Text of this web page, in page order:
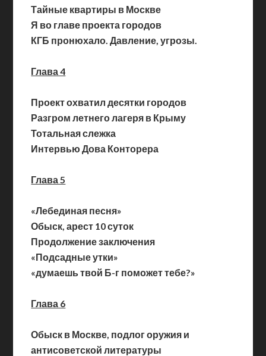
Тайные квартиры в Москве
Я во главе проекта городов
КГБ пронюхало. Давление, угрозы.
Глава 4
Проект охватил десятки городов
Разгром летнего лагеря в Крыму
Тотальная слежка
Интервью Дова Конторера
Глава 5
«Лебединая песня»
Обыск, арест 10 суток
Продолжение заключения
«Подсадные утки»
«думаешь твой Б-г поможет тебе?»
Глава 6
Обыск в Москве, подлог оружия и
антисоветской литературы